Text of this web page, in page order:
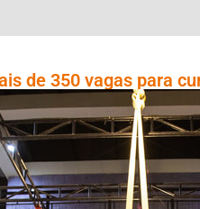
de 350 vagas para